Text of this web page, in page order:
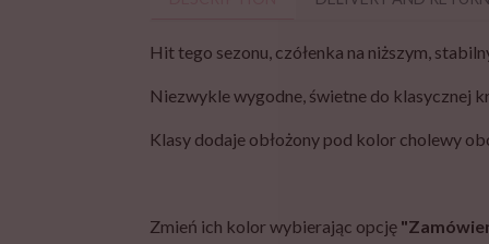
Hit tego sezonu, czółenka na niższym,
Niezwykle wygodne, świetne do klasycznej
Klasy dodaje obłożony pod kolor cholewy
Zmień ich kolor wybierając opcję